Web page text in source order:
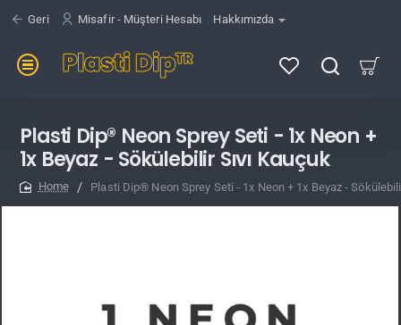
Geri Misafir - Müşteri Hesabı Hakkımızda
Plasti Dip® Neon Sprey Seti - 1x Neon +
1x Beyaz - Sökülebilir Sıvı Kauçuk
Plasti Dip® Neon Sprey Seti - 1x Neon + 1x Beyaz -